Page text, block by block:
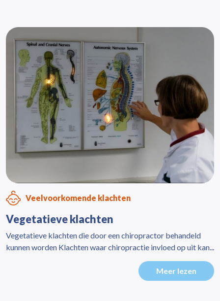
Veelvoorkomende klachten
Vegetatieve klachten
Vegetatieve klachten die door een chiropractor behandeld
kunnen worden Klachten waar chiropractie invloed op uit kan...
Meer lezen